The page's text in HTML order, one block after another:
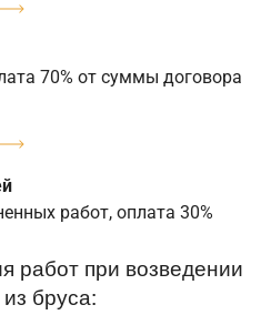
70% от суммы договора
работ, оплата 30%
работ при возведении
бруса: